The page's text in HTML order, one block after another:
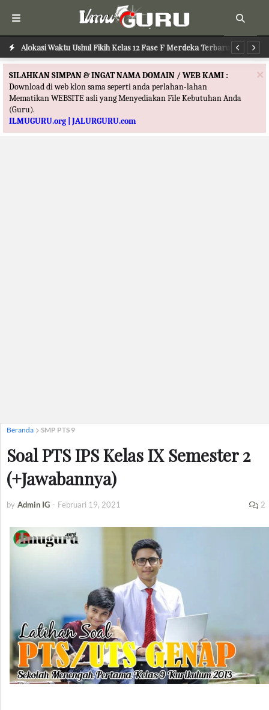
Alokasi Waktu Ushul Fikih Kelas 12 Fase F Merdeka Terbaru
Alokasi Waktu Ilmu Tafsir Kelas 12 Fase F Merdeka Terbaru
×
SILAHKAN SIMPAN & INGAT NAMA DOMAIN / WEB KAMI :
Download di web klon sama seperti anda perlahan-lahan
Mematikan WEBSITE asli yang Menyediakan File Kebutuhan Anda
(Guru).
ILMUGURU.org | JALURGURU.com
Beranda SMP PTS 9
Soal PTS IPS Kelas IX Semester 2
(+Jawabannya)
by Admin IG - Februari 19, 2021 2